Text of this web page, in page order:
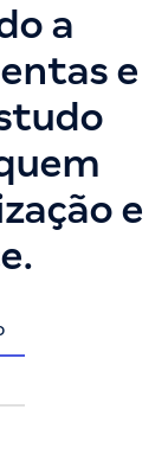
a
e
e